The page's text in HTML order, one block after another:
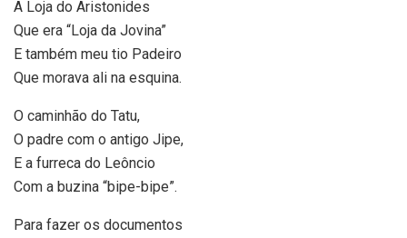
A Loja do Aristonides
Que era “Loja da Jovina”
E também meu tio Padeiro
Que morava ali na esquina.
O caminhão do Tatu,
O padre com o antigo Jipe,
E a furreca do Leôncio
Com a buzina “bipe-bipe”.
Para fazer os documentos